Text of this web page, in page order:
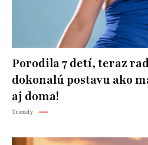
Porodila 7 detí, teraz
dokonalú postavu ako
aj doma!
Trendy